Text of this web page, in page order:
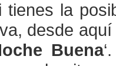
la
desde
Buena